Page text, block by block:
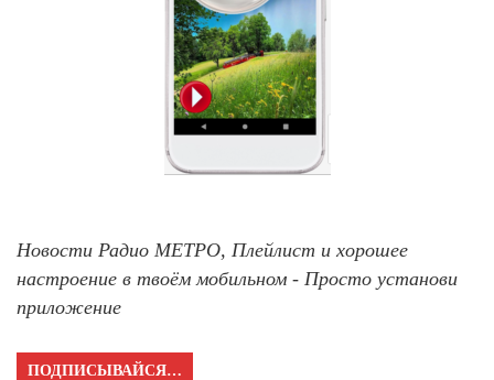
Новости Радио МЕТРО, Плейлист и хорошее
настроение в твоём мобильном - Просто установи
приложение
ПОДПИСЫВАЙСЯ…